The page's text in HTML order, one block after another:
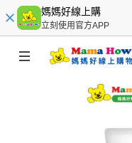
媽媽好線上購
立刻使用官方APP